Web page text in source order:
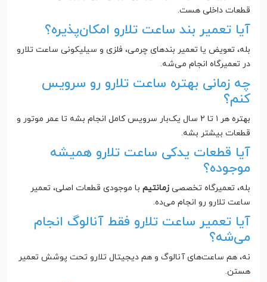
قطعات داخلی هست.
آیا تعمیر بند ساعت تلارو امکان‌پذیره؟
بله، تعویض یا تعمیر بندهای چرمی، فلزی و سیلیکونی ساعت تلارو
در تعمیرگاه انجام می‌شه.
چه زمانی بهتره ساعت تلارو رو سرویس
کنم؟
بهتره هر ۱ تا ۲ سال یک‌بار سرویس کامل انجام بشه تا عمر موتور و
قطعات بیشتر بشه.
آیا قطعات یدکی ساعت تلارو همیشه
موجوده؟
بله، تعمیرگاه تخصصی زمانتیم با موجودی قطعات اصلی، تعمیر
ساعت تلارو رو انجام می‌ده.
آیا تعمیر ساعت تلارو فقط آنالوگ انجام
می‌شه؟
نه، هم ساعت‌های آنالوگ و هم دیجیتال تلارو تحت پوشش تعمیر
هستن.